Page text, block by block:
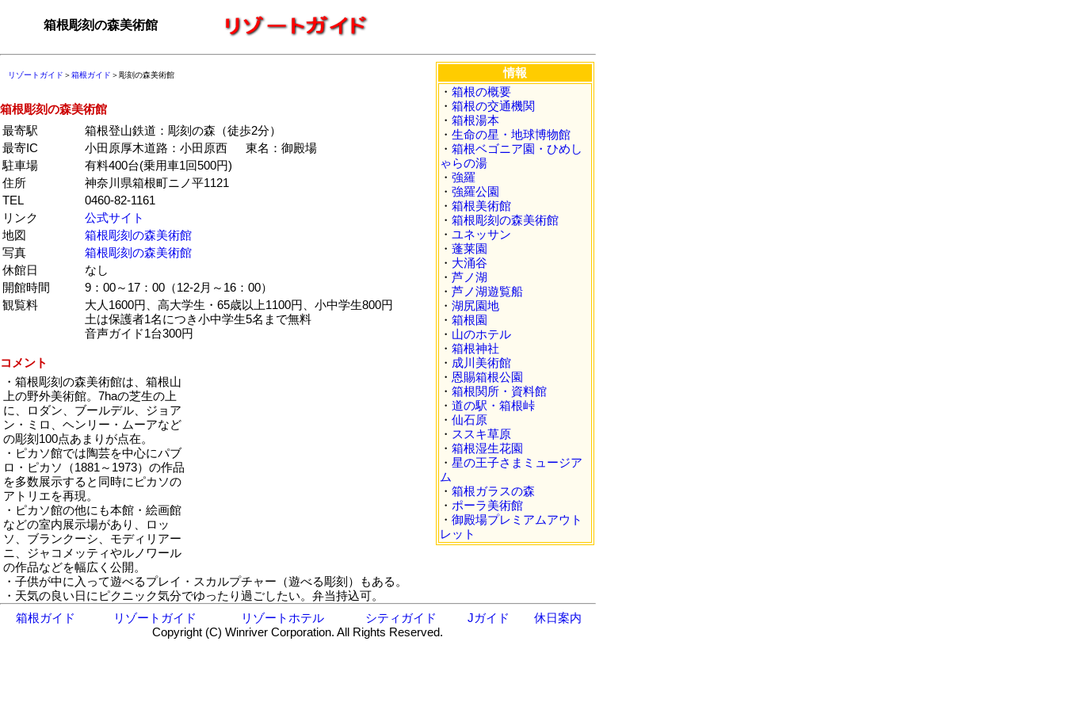
箱根彫刻の森美術館
リゾートガイド ＞箱根ガイド ＞彫刻の森美術館
箱根彫刻の森美術館
最寄駅
箱根登山鉄道：彫刻の森（徒歩2分）
最寄IC
小田原厚木道路：小田原西 東名：御殿場
駐車場
有料400台(乗用車1回500円)
住所
神奈川県箱根町ニノ平1121
TEL
0460-82-1161
リンク
公式サイト
地図
箱根彫刻の森美術館
写真
箱根彫刻の森美術館
休館日
なし
開館時間
9：00～17：00（12-2月～16：00）
観覧料
大人1600円、高大学生・65歳以上1100円、小中学生800円
土は保護者1名につき小中学生5名まで無料
音声ガイド1台300円
コメント
・箱根彫刻の森美術館は、箱根山
上の野外美術館。7haの芝生の上
に、ロダン、ブールデル、ジョア
ン・ミロ、ヘンリー・ムーアなど
の彫刻100点あまりが点在。
・ピカソ館では陶芸を中心にパブ
ロ・ピカソ（1881～1973）の作品
を多数展示すると同時にピカソの
アトリエを再現。
・ピカソ館の他にも本館・絵画館
などの室内展示場があり、ロッ
ソ、ブランクーシ、モディリアー
ニ、ジャコメッティやルノワール
の作品などを幅広く公開。
・子供が中に入って遊べるプレイ・スカルプチャー（遊べる彫刻）もある。
・天気の良い日にピクニック気分でゆったり過ごしたい。弁当持込可。
情報
・ 箱根の概要
・ 箱根の交通機関
・ 箱根湯本
・ 生命の星・地球博物館
・ 箱根ベゴニア園・ひめし
ゃらの湯
・ 強羅
・ 強羅公園
・ 箱根美術館
・ 箱根彫刻の森美術館
・ ユネッサン
・ 蓬莱園
・ 大涌谷
・ 芦ノ湖
・ 芦ノ湖遊覧船
・ 湖尻園地
・ 箱根園
・ 山のホテル
・ 箱根神社
・ 成川美術館
・ 恩賜箱根公園
・ 箱根関所・資料館
・ 道の駅・箱根峠
・ 仙石原
・ ススキ草原
・ 箱根湿生花園
・ 星の王子さまミュージア
ム
・ 箱根ガラスの森
・ ポーラ美術館
・ 御殿場プレミアムアウト
レット
箱根ガイド リゾートガイド リゾートホテル シティガイド Jガイド
休日案内
Copyright (C) Winriver Corporation. All Rights Reserved.